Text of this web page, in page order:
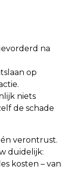
na
op
niets
de schade
verontrust.
duidelijk:
kosten – van